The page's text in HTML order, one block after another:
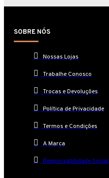
SOBRE NÓS
Nossas Lojas
Trabalhe Conosco
Trocas e Devoluções
Política de Privacidade
Termos e Condições
A Marca
Responsabilidade Social